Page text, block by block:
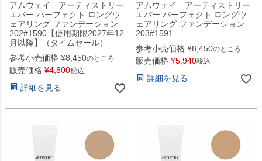
アムウェイ アーティストリー
エバー パーフェクト ロングウ
ェアリング ファンデーション
202#1590【使用期限2027年12
月以降】（タイムセール）
参考小売価格 ¥8,450のところ
販売価格 ¥4,800税込
詳細を見る
アムウェイ アーティストリー
エバー パーフェクト ロングウ
ェアリング ファンデーション
203#1591
参考小売価格 ¥8,450のところ
販売価格 ¥5,940税込
詳細を見る